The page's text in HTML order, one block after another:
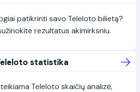
patikrinti savo Teleloto bilietą?
rezultatus akimirksniu.
statistika
Teleloto skaičių analizė,